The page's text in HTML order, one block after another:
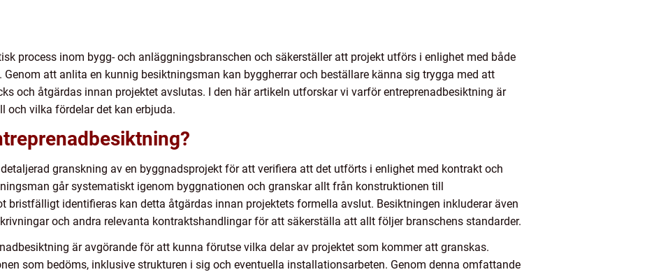
process inom bygg- och anläggningsbranschen och säkerställer att projekt utförs i enlighet med både
Genom att anlita en kunnig besiktningsman kan byggherrar och beställare känna sig trygga med att
och åtgärdas innan projektet avslutas. I den här artikeln utforskar vi varför entreprenadbesiktning är
och vilka fördelar det kan erbjuda.
granskning av en byggnadsprojekt för att verifiera att det utförts i enlighet med kontrakt och
går systematiskt igenom byggnationen och granskar allt från konstruktionen till
bristfälligt identifieras kan detta åtgärdas innan projektets formella avslut. Besiktningen inkluderar även
och andra relevanta kontraktshandlingar för att säkerställa att allt följer branschens standarder.
är avgörande för att kunna förutse vilka delar av projektet som kommer att granskas.
som bedöms, inklusive strukturen i sig och eventuella installationsarbeten. Genom denna omfattande